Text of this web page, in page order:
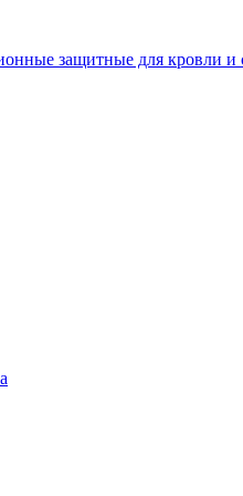
защитные для кровли и